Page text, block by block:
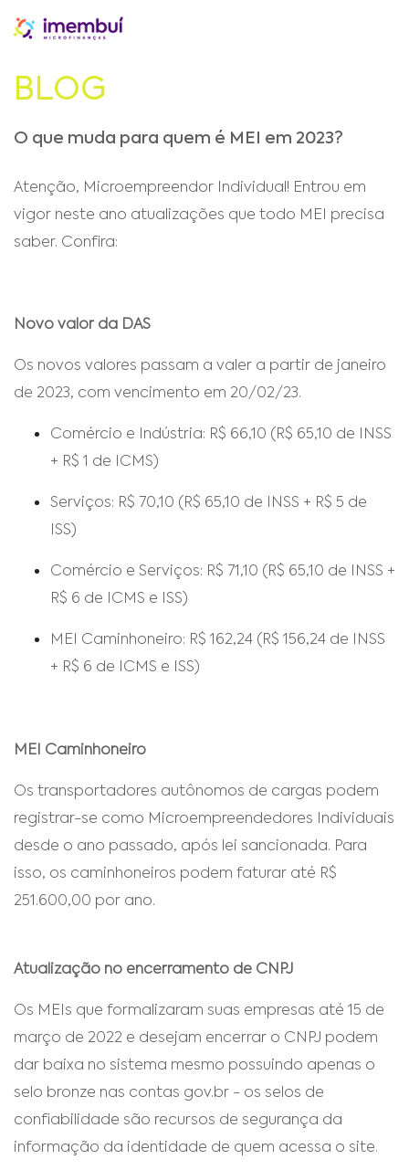
BLOG
O que muda para quem é MEI em 2023?
Atenção, Microempreendor Individual! Entrou em
vigor neste ano atualizações que todo MEI precisa
saber. Confira:
Novo valor da DAS
Os novos valores passam a valer a partir de janeiro
de 2023, com vencimento em 20/02/23.
Comércio e Indústria: R$ 66,10 (R$ 65,10 de INSS
+ R$ 1 de ICMS)
Serviços: R$ 70,10 (R$ 65,10 de INSS + R$ 5 de
ISS)
Comércio e Serviços: R$ 71,10 (R$ 65,10 de INSS +
R$ 6 de ICMS e ISS)
MEI Caminhoneiro: R$ 162,24 (R$ 156,24 de INSS
+ R$ 6 de ICMS e ISS)
MEI Caminhoneiro
Os transportadores autônomos de cargas podem
registrar-se como Microempreendedores Individuais
desde o ano passado, após lei sancionada. Para
isso, os caminhoneiros podem faturar até R$
251.600,00 por ano.
Atualização no encerramento de CNPJ
Os MEIs que formalizaram suas empresas até 15 de
março de 2022 e desejam encerrar o CNPJ podem
dar baixa no sistema mesmo possuindo apenas o
selo bronze nas contas gov.br - os selos de
confiabilidade são recursos de segurança da
informação da identidade de quem acessa o site.